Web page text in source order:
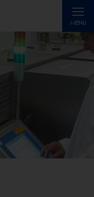
MENU
Toggle